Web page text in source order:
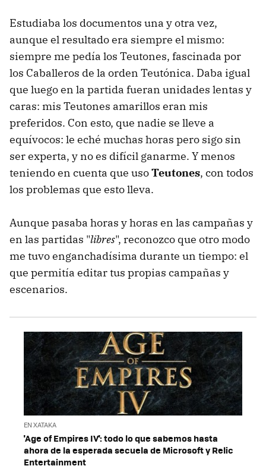
Estudiaba los documentos una y otra vez,
aunque el resultado era siempre el mismo:
siempre me pedía los Teutones, fascinada por
los Caballeros de la orden Teutónica. Daba igual
que luego en la partida fueran unidades lentas y
caras: mis Teutones amarillos eran mis
preferidos. Con esto, que nadie se lleve a
equívocos: le eché muchas horas pero sigo sin
ser experta, y no es difícil ganarme. Y menos
teniendo en cuenta que usoTeutones, con todos
los problemas que esto lleva.
Aunque pasaba horas y horas en las campañas y
en las partidas "libres", reconozco que otro modo
me tuvo enganchadísima durante un tiempo: el
que permitía editar tus propias campañas y
escenarios.
EN XATAKA
'Age of Empires IV': todo lo que sabemos hasta
ahora de la esperada secuela de Microsoft y Relic
Entertainment